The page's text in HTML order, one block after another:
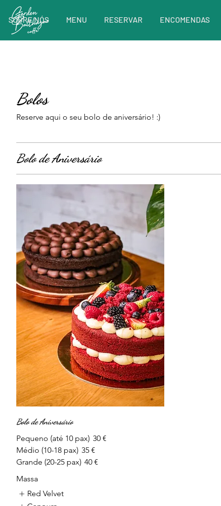
SOBRE NÓS MENU RESERVAR ENCOMENDAS
Bolos
Reserve aqui o seu bolo de aniversário! :)
Bolo de Aniversário
Bolo de Aniversário
Pequeno (até 10 pax) 30 €
Médio (10-18 pax) 35 €
Grande (20-25 pax) 40 €
Massa
Red Velvet